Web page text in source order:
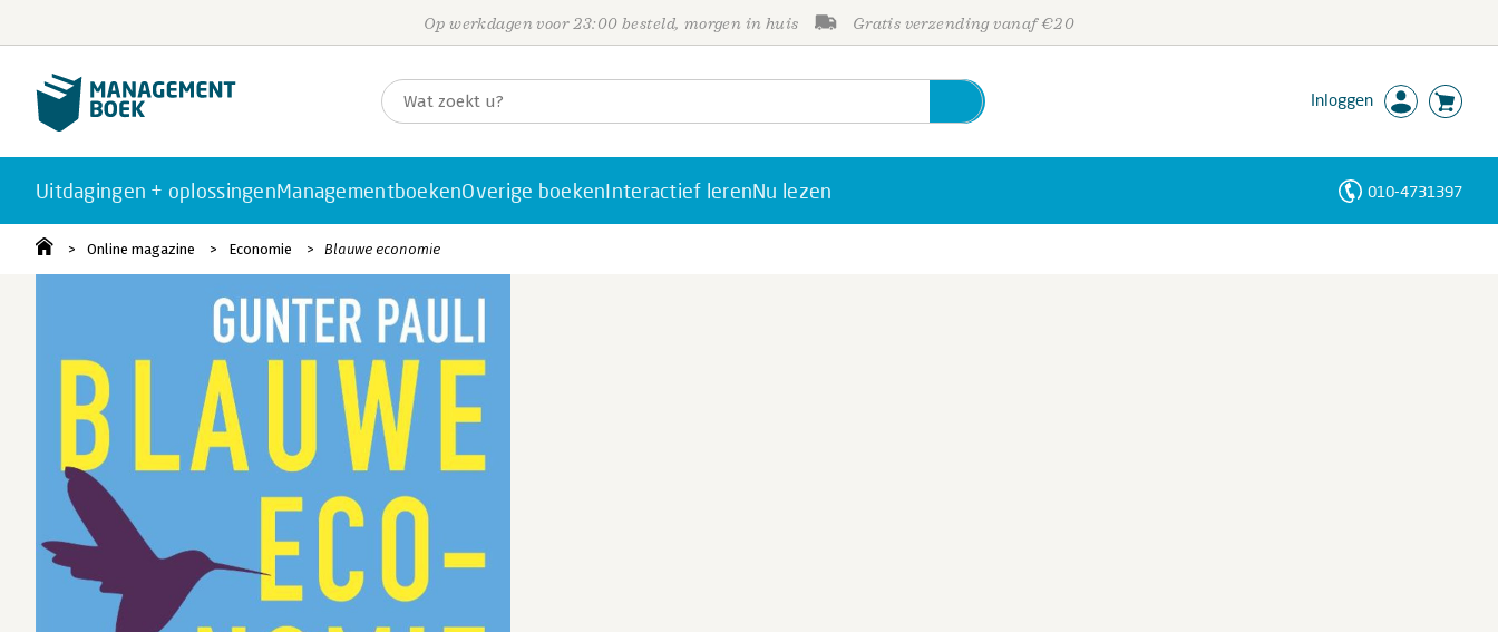
Op werkdagen voor 23:00 besteld, morgen in huis Gratis verzending vanaf €20
Inloggen
Uitdagingen + oplossingenManagementboekenOverige boekenInteractief lerenNu lezen 010-4731397
Online magazine Economie Blauwe economie
Personen